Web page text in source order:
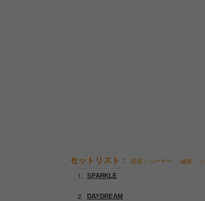
セットリスト： 投稿：ユーザー 編集：
DAYDREAM
SPARKLE